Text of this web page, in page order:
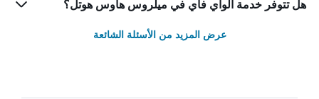
هل تتوفر خدمة الواي فاي في ميلروس هاوس هوتل؟
عرض المزيد من الأسئلة الشائعة